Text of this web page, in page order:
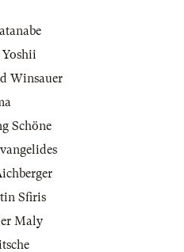
Winsauer
Schöne
Sfiris
Maly